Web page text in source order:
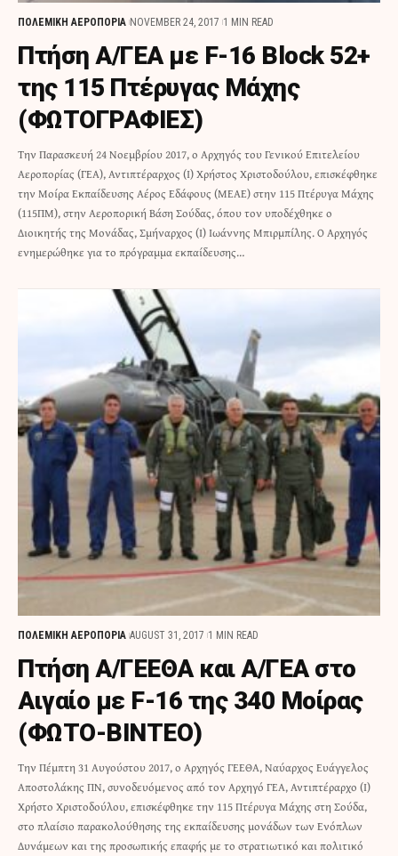
ΠΟΛΕΜΙΚΗ ΑΕΡΟΠΟΡΙΑ NOVEMBER 24, 2017 1 MIN READ
Πτήση Α/ΓΕΑ με F-16 Block 52+
της 115 Πτέρυγας Μάχης
(ΦΩΤΟΓΡΑΦΙΕΣ)
Την Παρασκευή 24 Νοεμβρίου 2017, ο Αρχηγός του Γενικού Επιτελείου
Αεροπορίας (ΓΕΑ), Αντιπτέραρχος (Ι) Χρήστος Χριστοδούλου, επισκέφθηκε
την Μοίρα Εκπαίδευσης Αέρος Εδάφους (ΜΕΑΕ) στην 115 Πτέρυγα Μάχης
(115ΠΜ), στην Αεροπορική Βάση Σούδας, όπου τον υποδέχθηκε ο
Διοικητής της Μονάδας, Σμήναρχος (Ι) Ιωάννης Μπιρμπίλης. Ο Αρχηγός
ενημερώθηκε για το πρόγραμμα εκπαίδευσης…
ΠΟΛΕΜΙΚΗ ΑΕΡΟΠΟΡΙΑ AUGUST 31, 2017 1 MIN READ
Πτήση Α/ΓΕΕΘΑ και Α/ΓΕΑ στο
Αιγαίο με F-16 της 340 Μοίρας
(ΦΩΤΟ-ΒΙΝΤΕΟ)
Την Πέμπτη 31 Αυγούστου 2017, ο Αρχηγός ΓΕΕΘΑ, Ναύαρχος Ευάγγελος
Αποστολάκης ΠΝ, συνοδευόμενος από τον Αρχηγό ΓΕΑ, Αντιπτέραρχο (Ι)
Χρήστο Χριστοδούλου, επισκέφθηκε την 115 Πτέρυγα Μάχης στη Σούδα,
στο πλαίσιο παρακολούθησης της εκπαίδευσης μονάδων των Ενόπλων
Δυνάμεων και της προσωπικής επαφής με το στρατιωτικό και πολιτικό